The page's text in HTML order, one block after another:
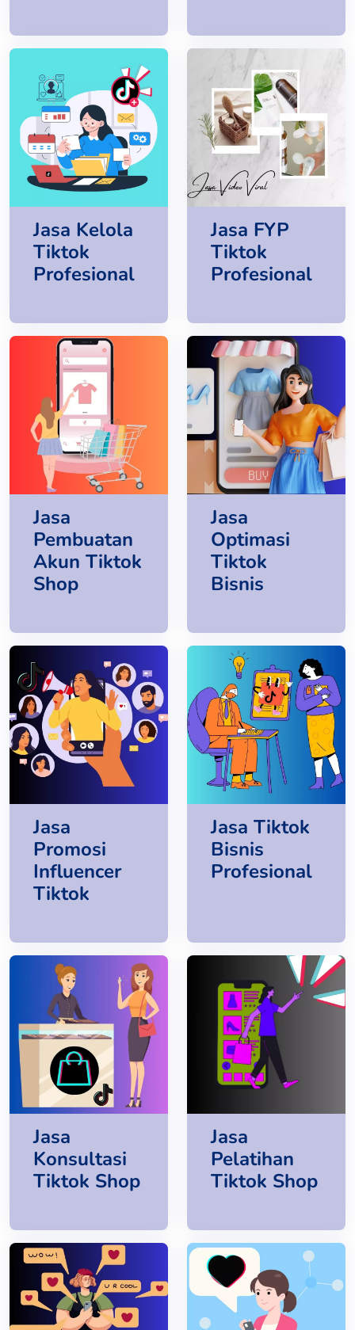
Jasa Kelola
Tiktok
Profesional
Jasa FYP
Tiktok
Profesional
Jasa
Pembuatan
Akun Tiktok
Shop
Jasa
Optimasi
Tiktok
Bisnis
Jasa
Promosi
Influencer
Tiktok
Jasa Tiktok
Bisnis
Profesional
Jasa
Konsultasi
Tiktok Shop
Jasa
Pelatihan
Tiktok Shop